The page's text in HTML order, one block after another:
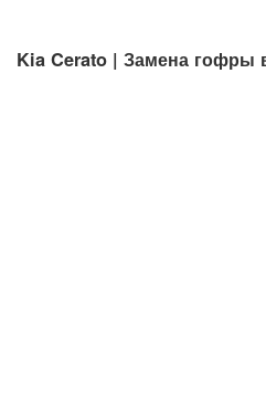
Kia Cerato | Замена гофры